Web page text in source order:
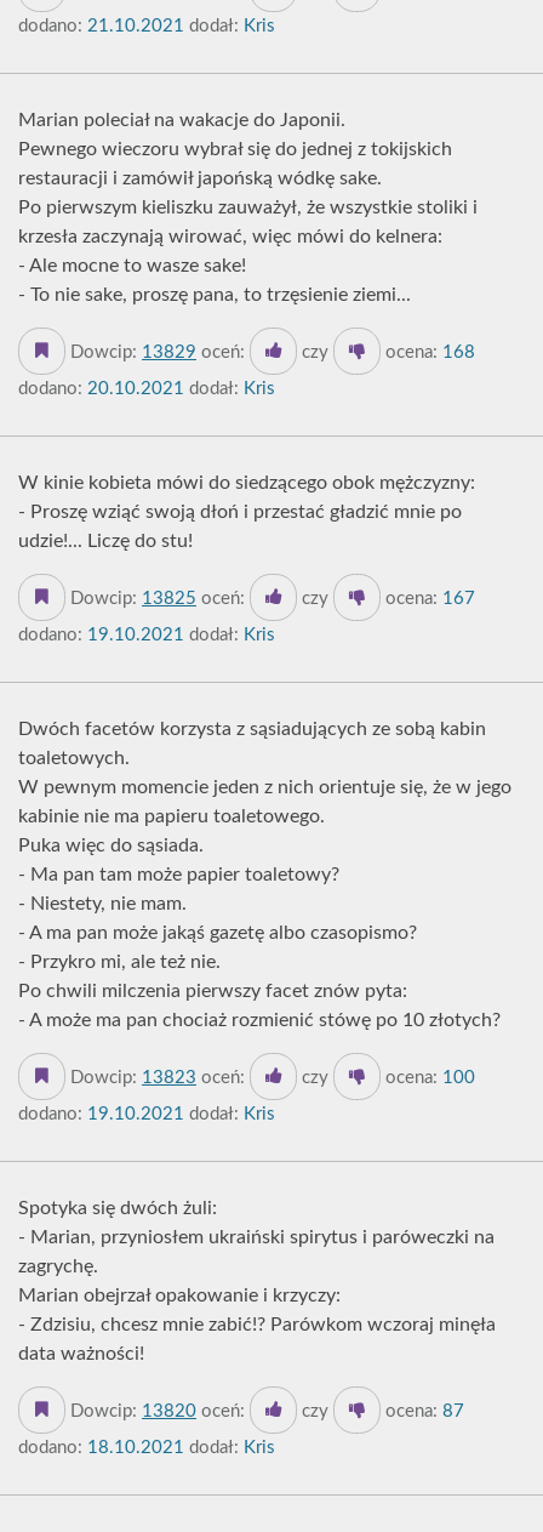
dodano: 21.10.2021 dodał: Kris
Marian poleciał na wakacje do Japonii.
Pewnego wieczoru wybrał się do jednej z tokijskich
restauracji i zamówił japońską wódkę sake.
Po pierwszym kieliszku zauważył, że wszystkie stoliki i
krzesła zaczynają wirować, więc mówi do kelnera:
- Ale mocne to wasze sake!
- To nie sake, proszę pana, to trzęsienie ziemi...
Dowcip: 13829 oceń: czy ocena: 168
dodano: 20.10.2021 dodał: Kris
W kinie kobieta mówi do siedzącego obok mężczyzny:
- Proszę wziąć swoją dłoń i przestać gładzić mnie po
udzie!... Liczę do stu!
Dowcip: 13825 oceń: czy ocena: 167
dodano: 19.10.2021 dodał: Kris
Dwóch facetów korzysta z sąsiadujących ze sobą kabin
toaletowych.
W pewnym momencie jeden z nich orientuje się, że w jego
kabinie nie ma papieru toaletowego.
Puka więc do sąsiada.
- Ma pan tam może papier toaletowy?
- Niestety, nie mam.
- A ma pan może jakąś gazetę albo czasopismo?
- Przykro mi, ale też nie.
Po chwili milczenia pierwszy facet znów pyta:
- A może ma pan chociaż rozmienić stówę po 10 złotych?
Dowcip: 13823 oceń: czy ocena: 100
dodano: 19.10.2021 dodał: Kris
Spotyka się dwóch żuli:
- Marian, przyniosłem ukraiński spirytus i paróweczki na
zagrychę.
Marian obejrzał opakowanie i krzyczy:
- Zdzisiu, chcesz mnie zabić!? Parówkom wczoraj minęła
data ważności!
Dowcip: 13820 oceń: czy ocena: 87
dodano: 18.10.2021 dodał: Kris